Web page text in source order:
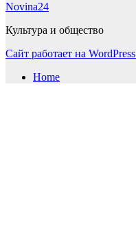
Novina24
Культура и общество
Сайт работает на WordPress
Home